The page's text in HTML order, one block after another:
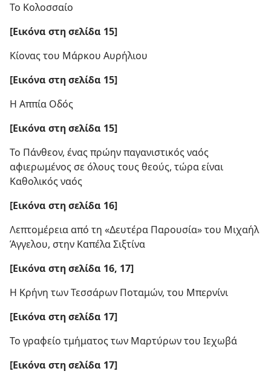
Το Κολοσσαίο
[Εικόνα στη σελίδα 15]
Κίονας του Μάρκου Αυρήλιου
[Εικόνα στη σελίδα 15]
Η Αππία Οδός
[Εικόνα στη σελίδα 15]
Το Πάνθεον, ένας πρώην παγανιστικός ναός
αφιερωμένος σε όλους τους θεούς, τώρα είναι
Καθολικός ναός
[Εικόνα στη σελίδα 16]
Λεπτομέρεια από τη «Δευτέρα Παρουσία» του Μιχαήλ
Άγγελου, στην Καπέλα Σιξτίνα
[Εικόνα στη σελίδα 16, 17]
Η Κρήνη των Τεσσάρων Ποταμών, του Μπερνίνι
[Εικόνα στη σελίδα 17]
Το γραφείο τμήματος των Μαρτύρων του Ιεχωβά
[Εικόνα στη σελίδα 17]